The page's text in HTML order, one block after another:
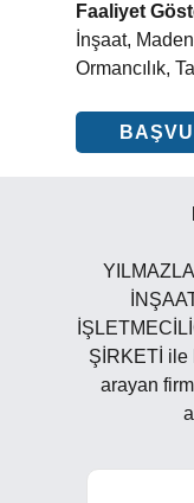
Faaliyet
İnşaat,
Ormancılık,
ŞİRKETİ ile
arayan